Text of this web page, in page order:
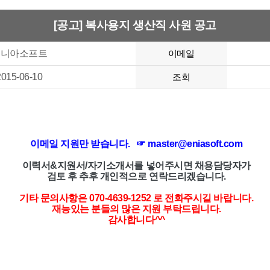
[공고] 복사용지 생산직 사원 공고
아소프트 이메일
06-10 조회
이메일 지원만 받습니다. ☞ master@eniasoft.com
이력서&지원서/자기소개서를 넣어주시면 채용담당자가
검토 후 추후 개인적으로 연락드리겠습니다.
기타 문의사항은 070-4639-1252 로 전화주시길 바랍니다.
재능있는 분들의 많은 지원 부탁드립니다.
감사합니다^^